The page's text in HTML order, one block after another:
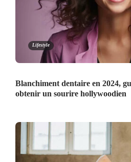
Lifestyle
Blanchiment dentaire en 2024,
obtenir un sourire hollywoodien